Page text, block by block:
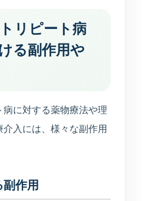
リピート病
る副作用や
病に対する薬物療法や理
入には、様々な副作用
作用